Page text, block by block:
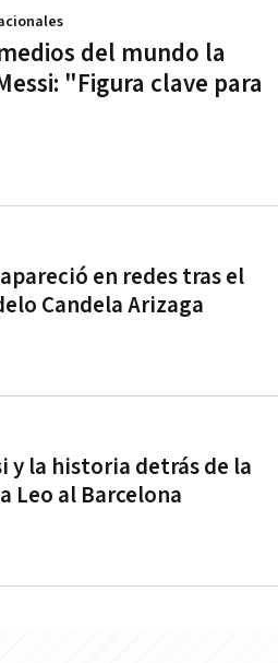
del mundo la
"Figura clave para
en redes tras el
Candela Arizaga
y la historia detrás de la
Leo al Barcelona